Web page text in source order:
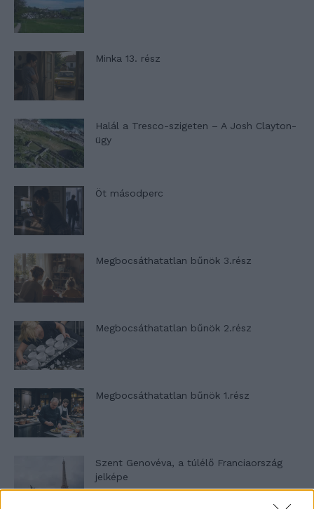
Minka 13. rész
Halál a Tresco-szigeten – A Josh Clayton-
ügy
Öt másodperc
Megbocsáthatatlan bűnök 3.rész
Megbocsáthatatlan bűnök 2.rész
Megbocsáthatatlan bűnök 1.rész
Szent Genovéva, a túlélő Franciaország
jelképe